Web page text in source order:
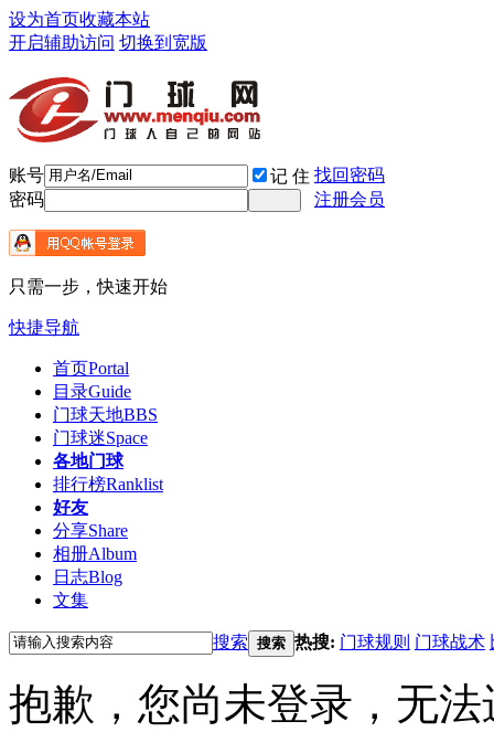
设为首页收藏本站
开启辅助访问 切换到宽版
账号 记 住 找回密码
密码
注册会员
只需一步，快速开始
快捷导航
首页Portal
目录Guide
门球天地BBS
门球迷Space
各地门球
排行榜Ranklist
好友
分享Share
相册Album
日志Blog
文集
搜索 搜索 热搜: 门球规则 门球战术
抱歉，您尚未登录，无